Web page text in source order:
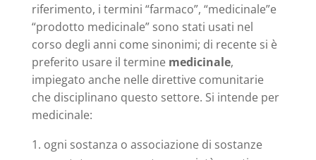
riferimento, i termini “farmaco”, “medicinale”e
“prodotto medicinale” sono stati usati nel
corso degli anni come sinonimi; di recente si è
preferito usare il termine medicinale,
impiegato anche nelle direttive comunitarie
che disciplinano questo settore. Si intende per
medicinale:
ogni sostanza o associazione di sostanze